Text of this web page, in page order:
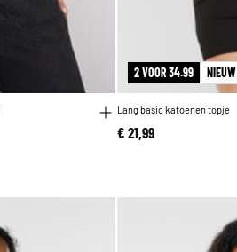
2 VOOR 34.99 NIEUW
Lang basic katoenen topje
€ 21,99